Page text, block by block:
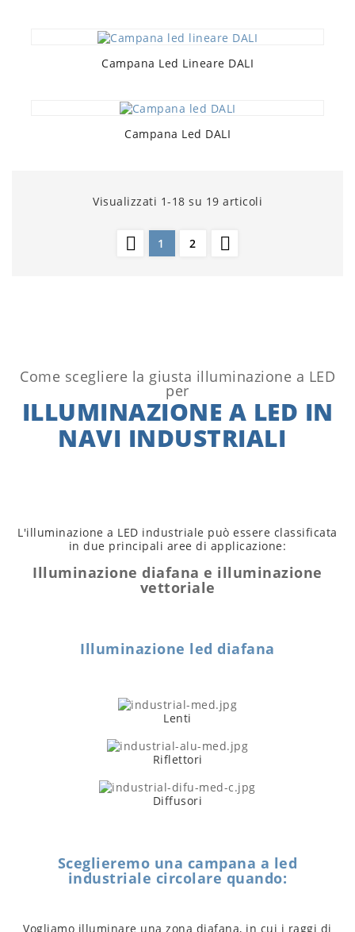
Campana Led Lineare DALI
Campana Led DALI
Visualizzati 1-18 su 19 articoli
 1 2 
Come scegliere la giusta illuminazione a LED
per
ILLUMINAZIONE A LED IN
NAVI INDUSTRIALI
L'illuminazione a LED industriale può essere classificata
in due principali aree di applicazione:
Illuminazione diafana e illuminazione
vettoriale
Illuminazione led diafana
Lenti
Riflettori
Diffusori
Sceglieremo una campana a led
industriale circolare quando:
Vogliamo illuminare una zona diafana, in cui i raggi di